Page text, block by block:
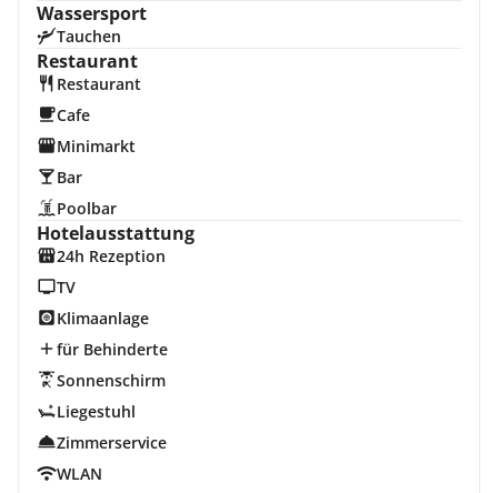
Wassersport
Tauchen
Restaurant
Restaurant
Cafe
Minimarkt
Bar
Poolbar
Hotelausstattung
24h Rezeption
TV
Klimaanlage
für Behinderte
Sonnenschirm
Liegestuhl
Zimmerservice
WLAN